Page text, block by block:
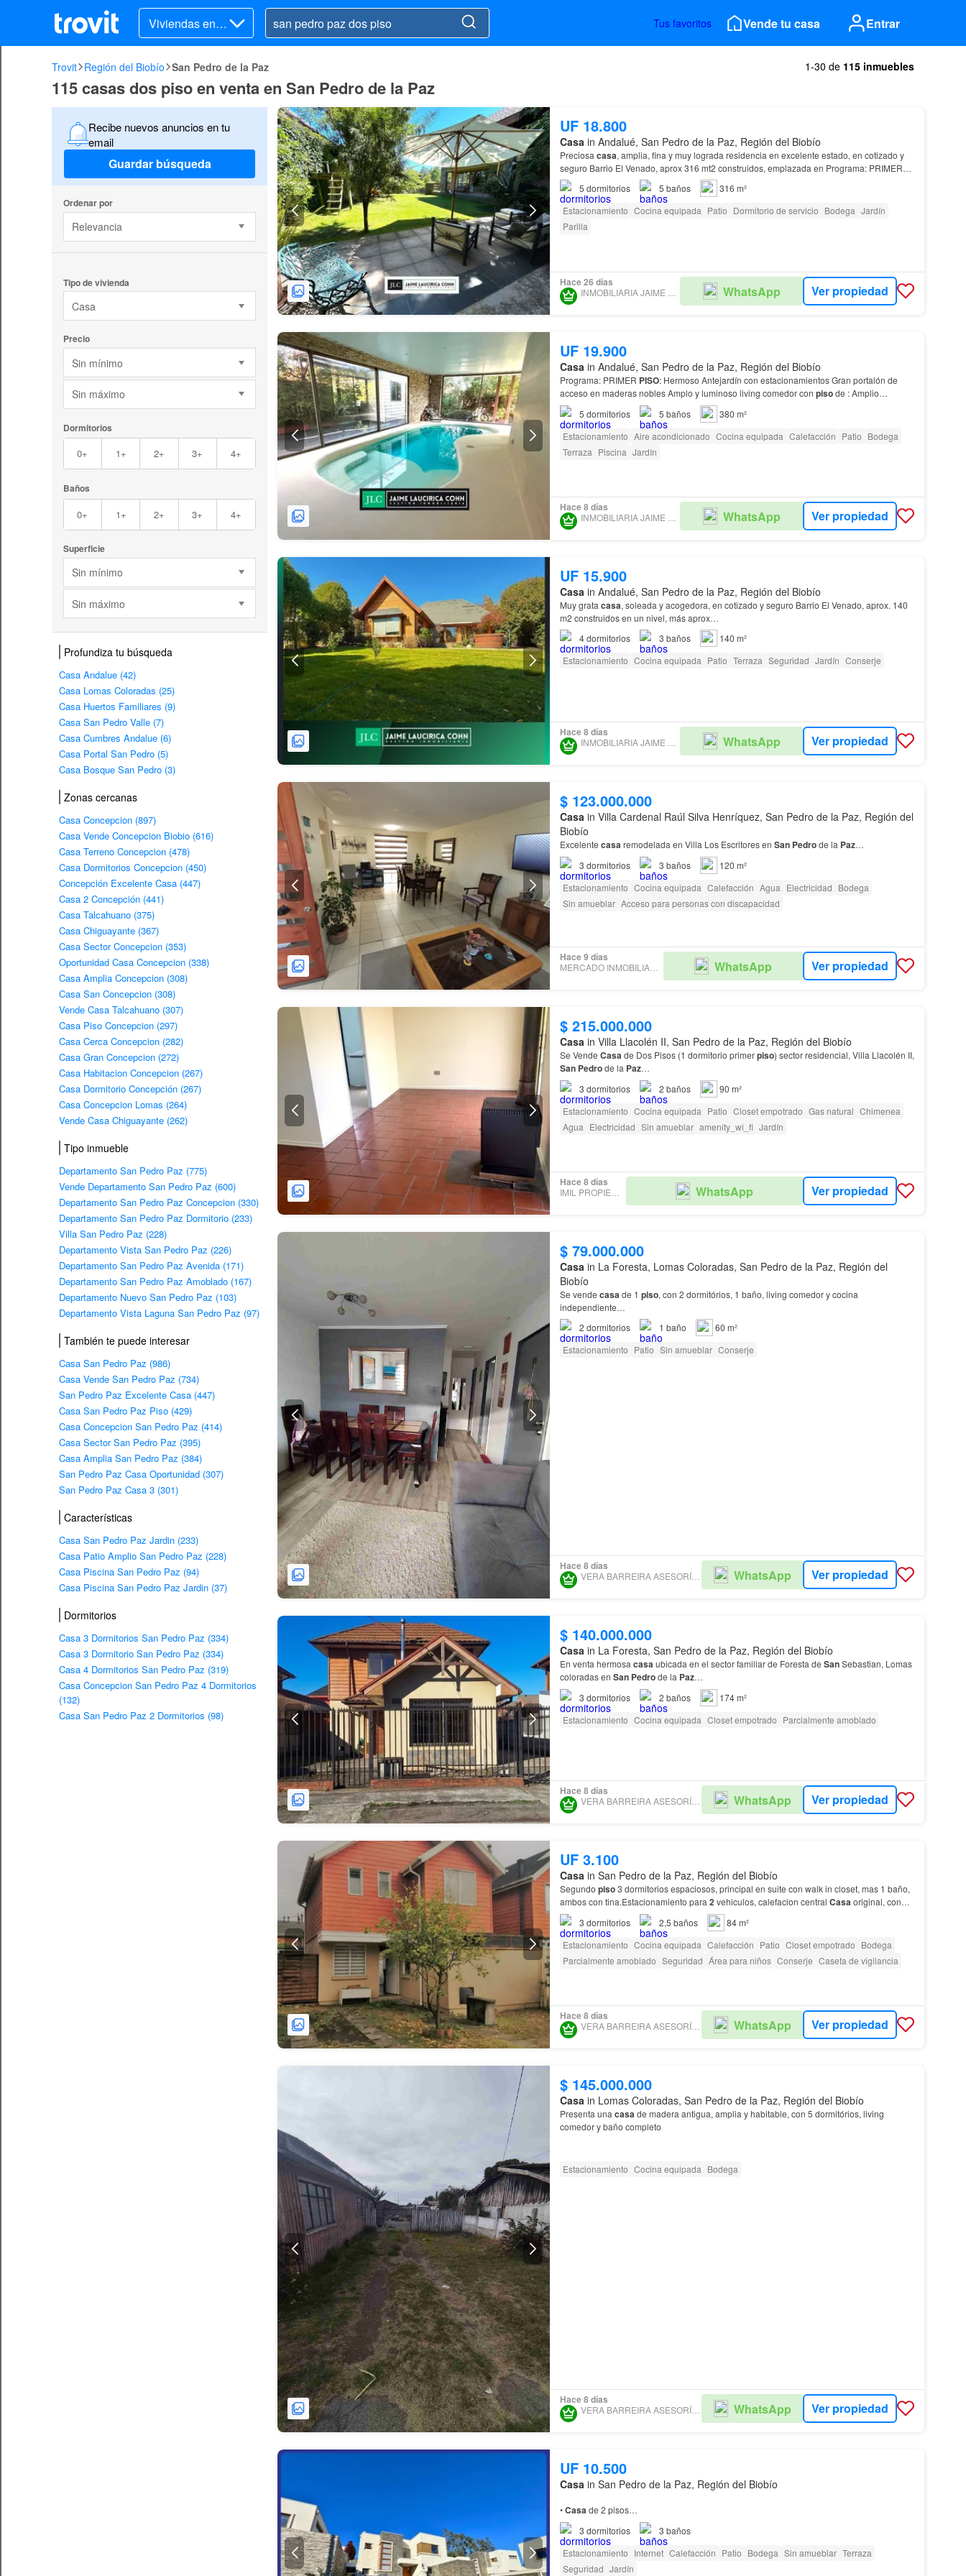
Viviendas en v
enta
Tus favoritos Vende tu casa Entrar
Trovit Región del Biobío San Pedro de la Paz 1-30 de 115 inmuebles
115 casas dos piso en venta en San Pedro de la Paz
Recibe nuevos anuncios en tu
email
Guardar búsqueda
Ordenar por
Relevancia
Tipo de vivienda
Casa
Precio
Sin mínimo
Sin máximo
Dormitorios
0+ 1+ 2+ 3+ 4+
Baños
0+ 1+ 2+ 3+ 4+
Superficie
Sin mínimo
Sin máximo
Profundiza tu búsqueda
Casa Andalue (42)
Casa Lomas Coloradas (25)
Casa Huertos Familiares (9)
Casa San Pedro Valle (7)
Casa Cumbres Andalue (6)
Casa Portal San Pedro (5)
Casa Bosque San Pedro (3)
Zonas cercanas
Casa Concepcion (897)
Casa Vende Concepcion Biobio (616)
Casa Terreno Concepcion (478)
Casa Dormitorios Concepcion (450)
Concepción Excelente Casa (447)
Casa 2 Concepción (441)
Casa Talcahuano (375)
Casa Chiguayante (367)
Casa Sector Concepcion (353)
Oportunidad Casa Concepcion (338)
Casa Amplia Concepcion (308)
Casa San Concepcion (308)
Vende Casa Talcahuano (307)
Casa Piso Concepcion (297)
Casa Cerca Concepcion (282)
Casa Gran Concepcion (272)
Casa Habitacion Concepcion (267)
Casa Dormitorio Concepción (267)
Casa Concepcion Lomas (264)
Vende Casa Chiguayante (262)
Tipo inmueble
Departamento San Pedro Paz (775)
Vende Departamento San Pedro Paz (600)
Departamento San Pedro Paz Concepcion (330)
Departamento San Pedro Paz Dormitorio (233)
Villa San Pedro Paz (228)
Departamento Vista San Pedro Paz (226)
Departamento San Pedro Paz Avenida (171)
Departamento San Pedro Paz Amoblado (167)
Departamento Nuevo San Pedro Paz (103)
Departamento Vista Laguna San Pedro Paz (97)
También te puede interesar
Casa San Pedro Paz (986)
Casa Vende San Pedro Paz (734)
San Pedro Paz Excelente Casa (447)
Casa San Pedro Paz Piso (429)
Casa Concepcion San Pedro Paz (414)
Casa Sector San Pedro Paz (395)
Casa Amplia San Pedro Paz (384)
San Pedro Paz Casa Oportunidad (307)
San Pedro Paz Casa 3 (301)
Características
Casa San Pedro Paz Jardin (233)
Casa Patio Amplio San Pedro Paz (228)
Casa Piscina San Pedro Paz (94)
Casa Piscina San Pedro Paz Jardin (37)
Dormitorios
Casa 3 Dormitorios San Pedro Paz (334)
Casa 3 Dormitorio San Pedro Paz (334)
Casa 4 Dormitorios San Pedro Paz (319)
Casa Concepcion San Pedro Paz 4 Dormitorios
(132)
Casa San Pedro Paz 2 Dormitorios (98)
UF 18.800
Casain Andalué, San Pedro de la Paz, Región del Biobío
Preciosa casa, amplia, fina y muy lograda residencia en excelente estado, en cotizado y
seguro Barrio El Venado, aprox 316 mt2 construidos, emplazada en Programa: PRIMER
PISO : * Portero y portón eléctrico con rejas me…
5 dormitorios 5 baños
316 m²
Estacionamiento Cocina equipada Patio Dormitorio de servicio Bodega Jardín
Parilla
Hace 26 días
INMOBILIARIA JAIME LAUCIRICA COHN WhatsApp Ver propiedad
UF 19.900
Casa in Andalué, San Pedro de la Paz, Región del Biobío
Programa: PRIMER PISO: Hermoso Antejardín con estacionamientos Gran portalón de
acceso en maderas nobles Amplo y luminoso living comedor con pisode : Amplio
Dormitorio principal en suite con vestidor y fino baño privado…
5 dormitorios 5 baños
380 m²
Estacionamiento Aire acondicionado Cocina equipada Calefacción Patio Bodega
Terraza Piscina Jardín
Hace 8 días
INMOBILIARIA JAIME LAUCIRICA COHN WhatsApp Ver propiedad
UF 15.900
Casa in Andalué, San Pedro de la Paz, Región del Biobío
Muy grata casa, soleada y acogedora, en cotizado y seguro Barrio El Venado, aprox. 140
m2 construidos en un nivel, más aprox…
4dormitorios 3 baños
140 m²
Estacionamiento Cocina equipada Patio Terraza Seguridad Jardín Conserje
Hace 8 días
INMOBILIARIA JAIME LAUCIRICA COHN WhatsApp Ver propiedad
$ 123.000.000
Casa in Villa Cardenal Raúl Silva Henríquez, San Pedro de la Paz, Región del
Biobío
Excelente casaremodelada en Villa Los Escritores en San Pedrode la Paz…
3 dormitorios 3 baños
120 m²
Estacionamiento Cocina equipada Calefacción Agua Electricidad Bodega
Sin amueblar Acceso para personas con discapacidad
Hace 9 días
MERCADO INMOBILIARIO CHILE.CL WhatsApp Ver propiedad
$ 215.000.000
Casa in Villa Llacolén II, San Pedro de la Paz, Región del Biobío
Se Vende Casade Dos Pisos (1 dormitorio primerpiso) sector residencial, Villa Llacolén II,
San Pedrode la Paz…
3 dormitorios 2 baños
90 m²
Estacionamiento Cocina equipada Patio Closet empotrado Gas natural Chimenea
Agua Electricidad Sin amueblar amenity_wi_fi Jardín
Hace 8 días
IMIL PROPIEDADES WhatsApp Ver propiedad
$ 79.000.000
Casa in La Foresta, Lomas Coloradas, San Pedro de la Paz, Región del
Biobío
Se vende casade 1 piso, con 2 dormitórios, 1 baño, living comedor y cocina
independiente…
2 dormitorios 1 baño
60 m²
Estacionamiento Patio Sin amueblar Conserje
Hace 8 días
VERA BARREIRA ASESORÍA Y GESTIÓN INMOBILIARIA WhatsApp Ver propiedad
$ 140.000.000
Casa in La Foresta, San Pedro de la Paz, Región del Biobío
En venta hermosa casa ubicada en el sector familiar de Foresta de SanSebastian, Lomas
coloradas en San Pedrode la Paz…
3 dormitorios 2 baños
174 m²
Estacionamiento Cocina equipada Closet empotrado Parcialmente amoblado
Hace 8 días
VERA BARREIRA ASESORÍA Y GESTIÓN INMOBILIARIA WhatsApp Ver propiedad
UF 3.100
Casa in San Pedro de la Paz, Región del Biobío
Segundo piso3 dormitorios espaciosos, principal en suite con walk in closet, mas 1 baño,
ambos con tina.Estacionamiento para 2vehiculos, calefacion central Casaoriginal, con
mucho potencial de ampliaciones.Excelente oportu…
3 dormitorios 2,5 baños
84 m²
Estacionamiento Cocina equipada Calefacción Patio Closet empotrado Bodega
Parcialmente amoblado Seguridad Área para niños Conserje Caseta de vigilancia
Hace 8 días
VERA BARREIRA ASESORÍA Y GESTIÓN INMOBILIARIA WhatsApp Ver propiedad
$ 145.000.000
Casa in Lomas Coloradas, San Pedro de la Paz, Región del Biobío
Presenta una casade madera antigua, amplia y habitable, con 5 dormitórios, living
comedor y baño completo
Estacionamiento Cocina equipada Bodega
Hace 8 días
VERA BARREIRA ASESORÍA Y GESTIÓN INMOBILIARIA WhatsApp Ver propiedad
UF 10.500
Casa in San Pedro de la Paz, Región del Biobío
•⁠Casade 2 pisos…
3 dormitorios 3 baños
Estacionamiento Internet Calefacción Patio Bodega Sin amueblar Terraza
Seguridad Jardín